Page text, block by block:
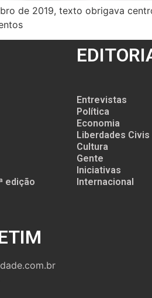
de 2019, texto obrigava
edição
Entrevistas
Política
Economia
Liberdades Civis
Cultura
Gente
Iniciativas
Internacional